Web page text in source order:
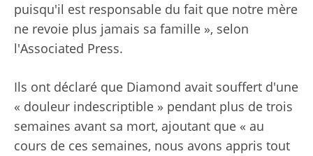
puisqu'il est responsable du fait que notre mère
ne revoie plus jamais sa famille », selon
l'Associated Press.
Ils ont déclaré que Diamond avait souffert d'une
« douleur indescriptible » pendant plus de trois
semaines avant sa mort, ajoutant que « au
cours de ces semaines, nous avons appris tout